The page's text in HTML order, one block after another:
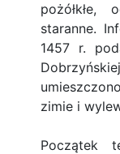
staranne.
1457 r.
zimie i
Początek